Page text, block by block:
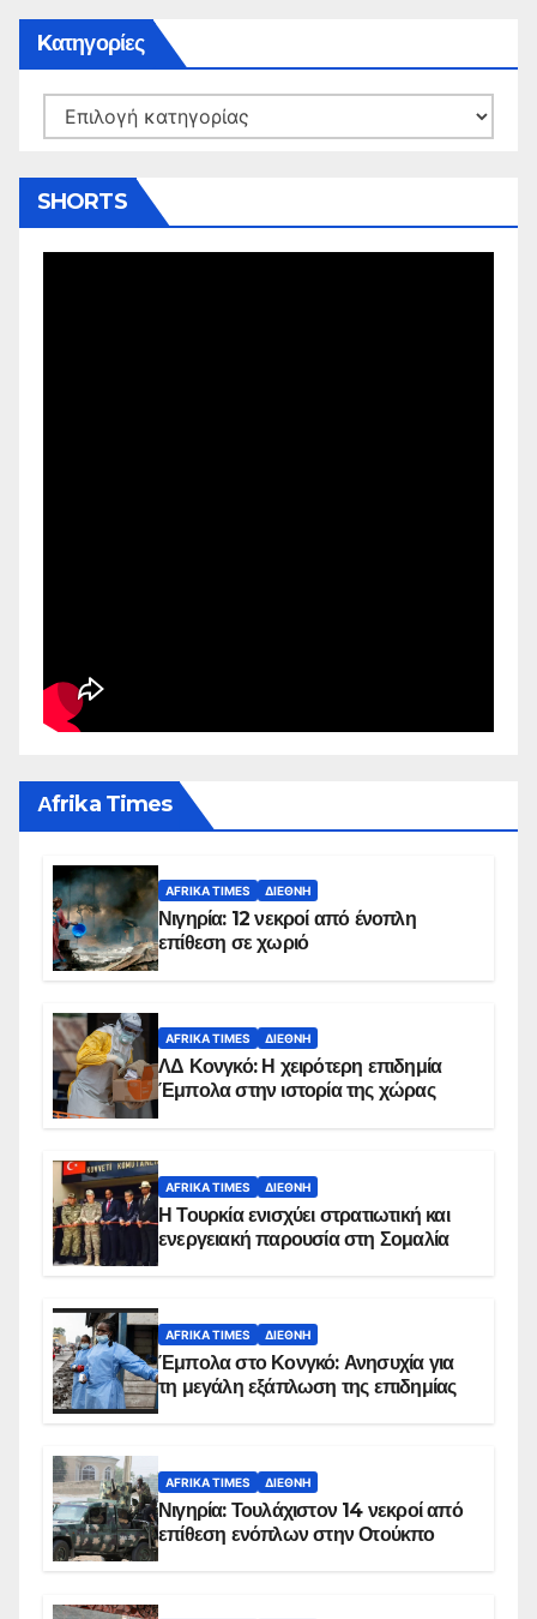
Kατηγορίες
Kατηγορίες
SHORTS
Αfrika Times
AFRIKA TIMES ΔΙΕΘΝΉ
Νιγηρία: 12 νεκροί από ένοπλη
επίθεση σε χωριό
AFRIKA TIMES ΔΙΕΘΝΉ
ΛΔ Κονγκό: Η χειρότερη επιδημία
Έμπολα στην ιστορία της χώρας
AFRIKA TIMES ΔΙΕΘΝΉ
Η Τουρκία ενισχύει στρατιωτική και
ενεργειακή παρουσία στη Σομαλία
AFRIKA TIMES ΔΙΕΘΝΉ
Έμπολα στο Κονγκό: Ανησυχία για
τη μεγάλη εξάπλωση της επιδημίας
AFRIKA TIMES ΔΙΕΘΝΉ
Νιγηρία: Τουλάχιστον 14 νεκροί από
επίθεση ενόπλων στην Οτούκπο